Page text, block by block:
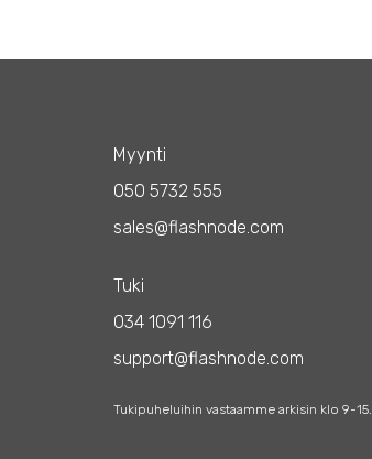
Myynti
050 5732 555
sales@flashnode.com
Tuki
034 1091 116
support@flashnode.com
Tukipuheluihin vastaamme arkisin klo 9-15.